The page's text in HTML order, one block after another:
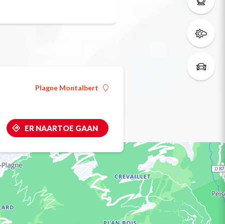
Op 13/08/2026
Plagne Montalbert
ER NAARTOE GAAN